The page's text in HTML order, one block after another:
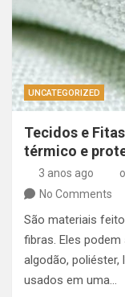
UNCATEGORIZED
Tecidos e
térmico e
3 anos ago
No Comments
São materiais
fibras. Eles
algodão, poliéster,
usados em uma…